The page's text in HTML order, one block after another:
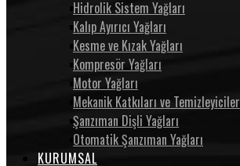
Hidrolik Sistem Yağları
Kalıp Ayırıcı Yağları
Kesme ve Kızak Yağları
Kompresör Yağları
Motor Yağları
Mekanik Katkıları ve Temizleyiciler
Şanzıman Dişli Yağları
Otomatik Şanzıman Yağları
KURUMSAL